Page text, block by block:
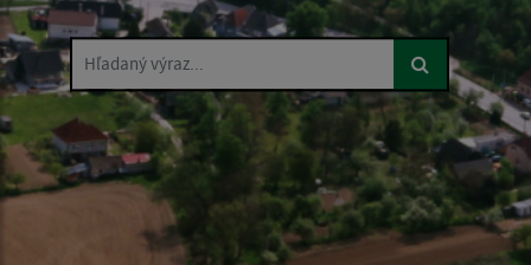
Hľadaný výraz...